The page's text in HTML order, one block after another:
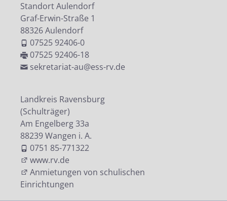
Standort Aulendorf
Graf-Erwin-Straße 1
88326 Aulendorf
07525 92406-0
07525 92406-18
sekretariat-au@ess-rv.de
Landkreis Ravensburg
(Schulträger)
Am Engelberg 33a
88239 Wangen i. A.
0751 85-771322
www.rv.de
Anmietungen von schulischen
Einrichtungen